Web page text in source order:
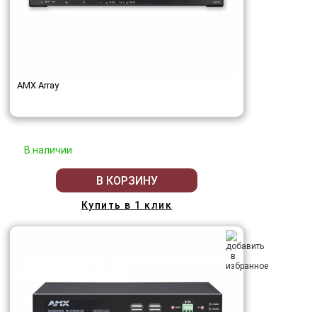
AMX Array
В наличии
В КОРЗИНУ
Купить в 1 клик